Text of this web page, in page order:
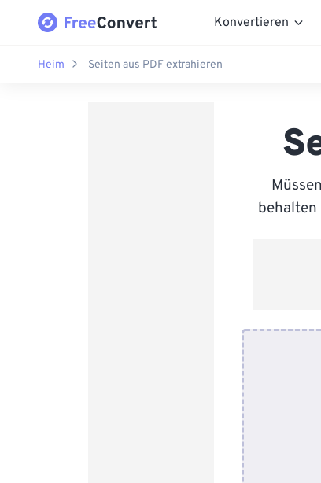
Konvertieren
Heim Seiten aus PDF extrahieren
behalten